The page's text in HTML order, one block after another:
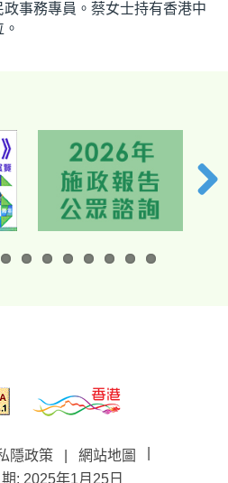
事務專員。蔡女士持有香港中
隱政策 網站地圖
: 2025年1月25日